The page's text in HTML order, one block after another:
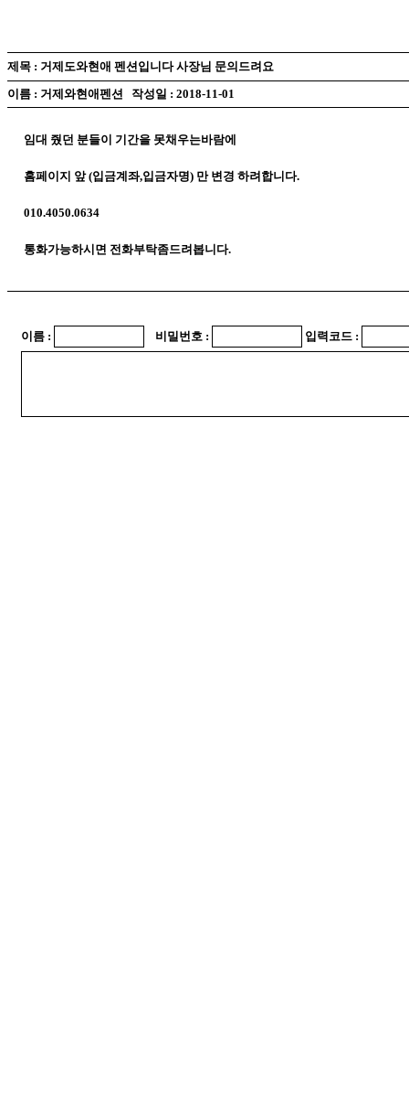
제목 : 거제도와현애 펜션입니다 사장님 문의드려요
이름 : 거제와현애펜션 작성일 : 2018-11-01
임대 줬던 분들이 기간을 못채우는바람에
홈페이지 앞 (입금계좌,입금자명) 만 변경 하려합니다.
010.4050.0634
통화가능하시면 전화부탁좀드려봅니다.
이름 : 비밀번호 : 입력코드 :